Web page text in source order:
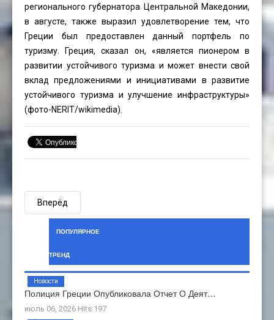
регионального губернатора Центральной Македонии,
в августе, также выразил удовлетворение тем, что
Греции был предоставлен данный портфель по
туризму. Греция, сказал он, «является пионером в
развитии устойчивого туризма и может внести свой
вклад предложениями и инициативами в развитие
устойчивого туризма и улучшение инфраструктуры»
(фото-NERIT/wikimedia).
Вперёд
ПОПУЛЯРНОЕ
ТРЕНД
Полиция Греции Опубликовала Отчет О Деят…
июль 06, 2026 Hits:197
Новости